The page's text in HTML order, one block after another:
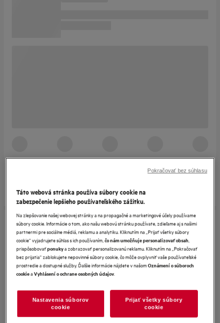
Táto webová stránka používa súbory cookie na
zabezpečenie lepšieho používateľského zážitku.
Na zlepšovanie našej webovej stránky a na propagačné a marketingové účely používame
súbory cookie. Informácie o tom, ako našu webovú stránku používate, zdieľame aj s našimi
partnermi pre sociálne médiá, reklamu a analytiku. Kliknutím na „Prijať všetky súbory
cookie“ vyjadrujete súhlas s ich používaním,čo nám umožňuje personalizovať obsah,
prispôsobovaťponukya zobrazovať personalizovanú reklamu. Kliknutím na „Pokračovať
bez prijatia“ zablokujete nepovinné súbory cookie, čo môže ovplyvniť vaše používateľské
prostredie a dostupné služby. Ďalšie informácie nájdete v našomOznámení o súboroch
cookieaVyhlásení o ochrane osobných údajov.
Nastavenia súborov
cookie
Prijať všetky súbory
cookie
Pokračovať bez súhlasu